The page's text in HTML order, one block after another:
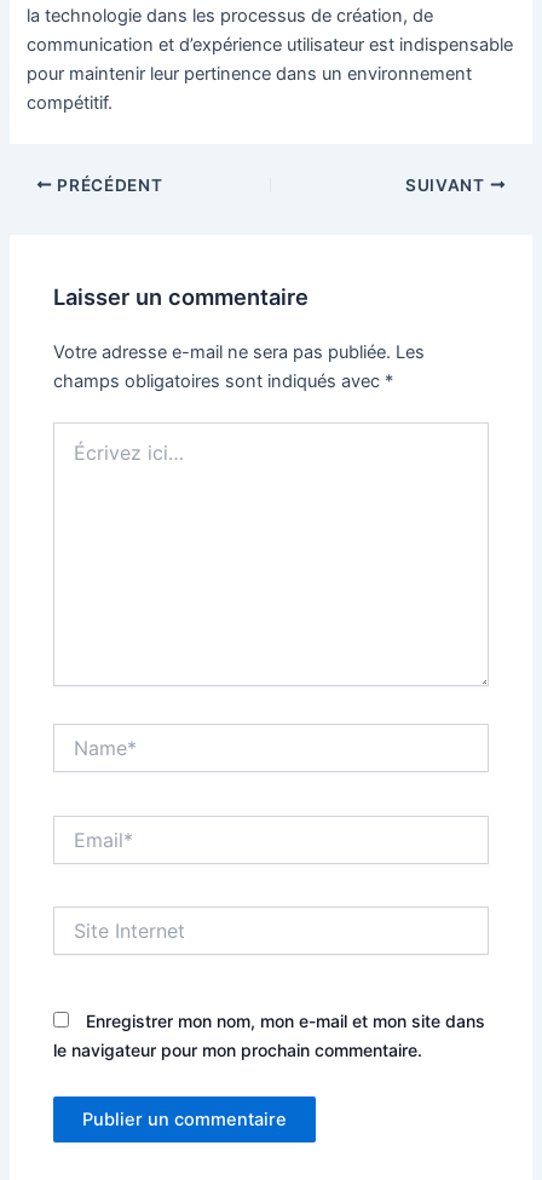
la technologie dans les processus de création, de
communication et d’expérience utilisateur est indispensable
pour maintenir leur pertinence dans un environnement
compétitif.
NavigationPRÉCÉDENT SUIVANT
Laisser un commentaire
Votre adresse e-mail ne sera pas publiée. Les
champs obligatoires sont indiqués avec *
ici…
Internet
Enregistrer mon nom, mon e-mail et mon site dans
le navigateur pour mon prochain commentaire.